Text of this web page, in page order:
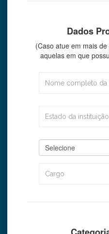
Dados
(Caso atue em mais
aquelas em que